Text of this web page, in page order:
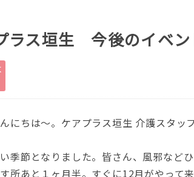
ラス垣生 今後のイベン
にちは～。ケアプラス垣生 介護スタッ
季節となりました。皆さん、風邪など
所あと１ヶ月半。すぐに12月がやって